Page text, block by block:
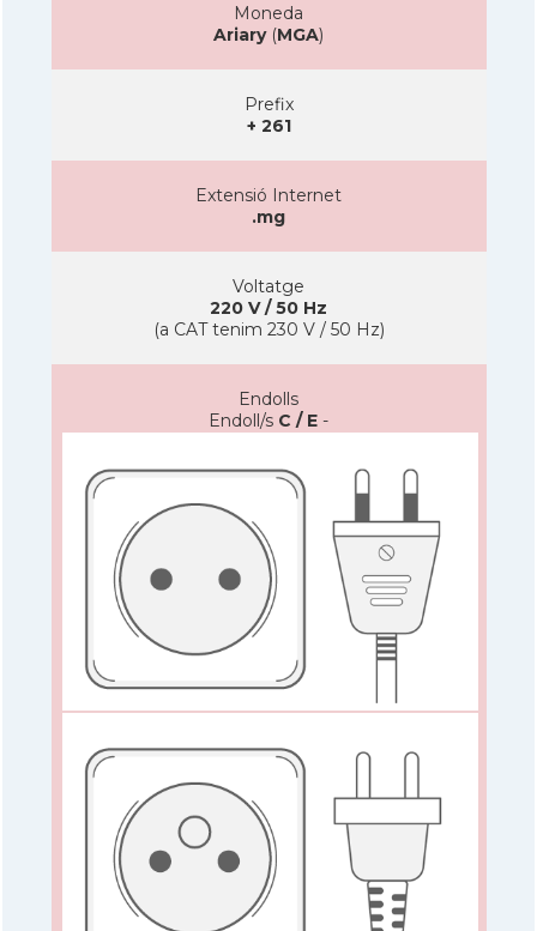
Moneda
Ariary(MGA)
Prefix
+ 261
Extensió Internet
.mg
Voltatge
220 V / 50 Hz
(a CAT tenim 230 V / 50 Hz)
Endolls
Endoll/s C / E -